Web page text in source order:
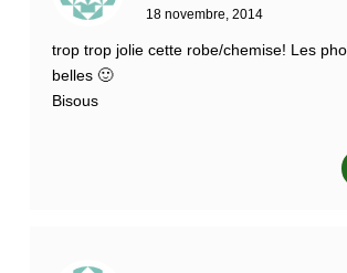
18 novembre, 2014
trop trop jolie cette robe/chemise! Les
belles 🙂
Bisous